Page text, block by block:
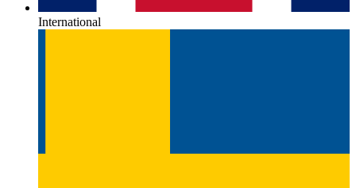
International